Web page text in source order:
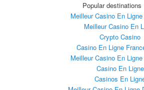
Popular destinations
Meilleur Casino En
Meilleur Casino En
Crypto Casino
Casino En Ligne
Meilleur Casino En
Casino En Ligne
Casinos En